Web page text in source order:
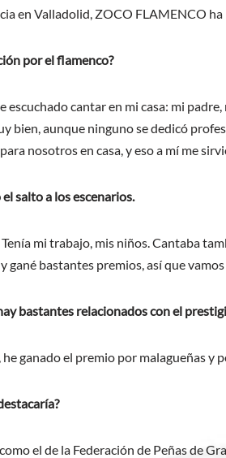
en Valladolid, ZOCO FLAMENCO
por el flamenco?
escuchado cantar en mi casa: mi
bien, aunque ninguno se dedicó
nosotros en casa, y eso a mí me
salto a los escenarios.
mi trabajo, mis niños. Cantaba
gané bastantes premios, así que vamos
bastantes relacionados con el
ganado el premio por malagueñas y
el de la Federación de Peñas de